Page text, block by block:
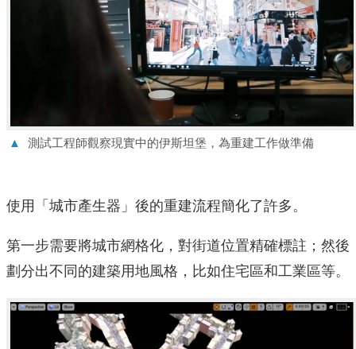
▲ 測試工程師觀察現實中的伊斯坦堡，為重建工作做準備
使用「城市產生器」後的重建流程簡化了許多。
第一步需要將城市網格化，對街道位置精確標註；然後
劃分出不同的建築用地風格，比如住宅區和工業區等。